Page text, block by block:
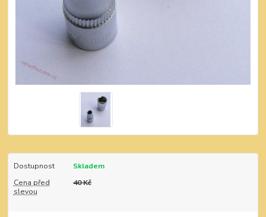
Dostupnost
Skladem
Cena před
slevou
40 Kč